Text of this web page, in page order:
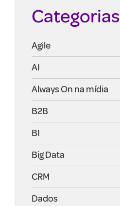
Categorias
Agile
AI
Always On na mídia
B2B
BI
Big Data
CRM
Dados